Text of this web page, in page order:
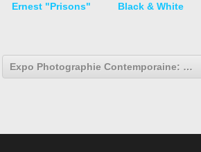
Ernest "Prisons"
Black & White
Expo Photographie Contemporaine: L'oeil d'un collectionneur: Serge Aboukrat